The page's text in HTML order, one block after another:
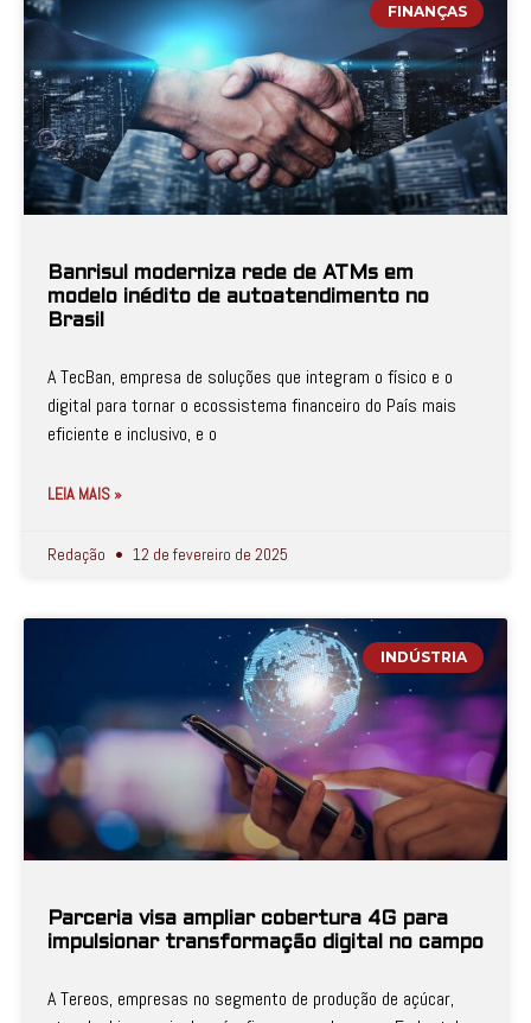
FINANÇAS
Banrisul moderniza rede de ATMs em
modelo inédito de autoatendimento no
Brasil
A TecBan, empresa de soluções que integram o físico e o
digital para tornar o ecossistema financeiro do País mais
eficiente e inclusivo, e o
LEIA MAIS »
Redação 12 de fevereiro de 2025
INDÚSTRIA
Parceria visa ampliar cobertura 4G para
impulsionar transformação digital no campo
A Tereos, empresas no segmento de produção de açúcar,